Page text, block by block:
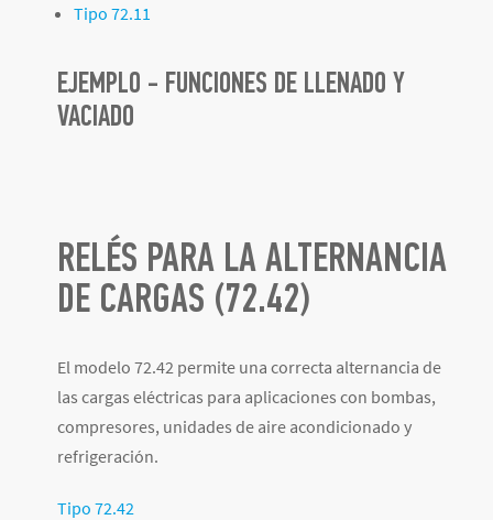
Tipo 72.11
EJEMPLO - FUNCIONES DE LLENADO Y
VACIADO
RELÉS PARA LA ALTERNANCIA
DE CARGAS (72.42)
El modelo 72.42 permite una correcta alternancia de
las cargas eléctricas para aplicaciones con bombas,
compresores, unidades de aire acondicionado y
refrigeración.
Tipo 72.42